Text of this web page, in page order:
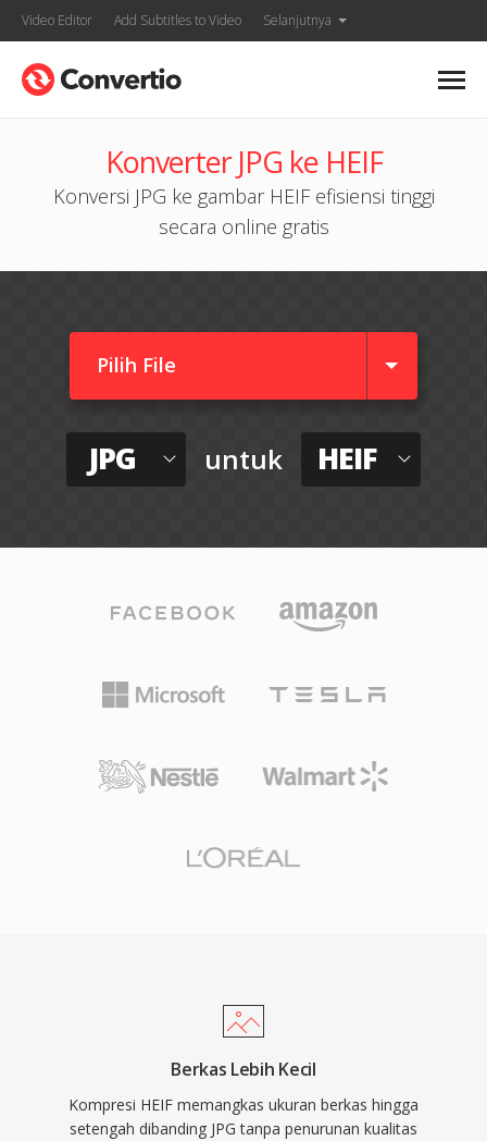
Video Editor Add Subtitles to Video Selanjutnya
Konverter JPG ke HEIF
Konversi JPG ke gambar HEIF efisiensi tinggi
secara online gratis
Pilih File
JPG untuk HEIF
Berkas Lebih Kecil
Kompresi HEIF memangkas ukuran berkas hingga
setengah dibanding JPG tanpa penurunan kualitas